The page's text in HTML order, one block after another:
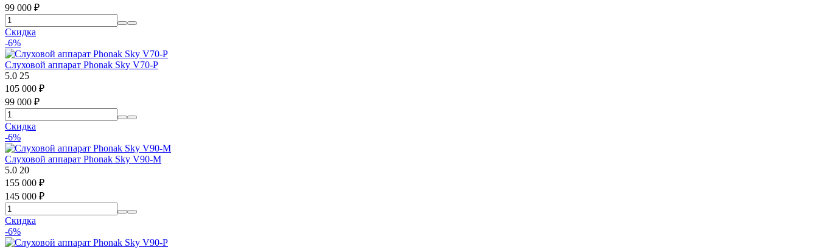
99 000 ₽
Скидка
-6%
Слуховой аппарат Phonak Sky V70-P
5.0 25
105 000 ₽
99 000 ₽
Скидка
-6%
Слуховой аппарат Phonak Sky V90-M
5.0 20
155 000 ₽
145 000 ₽
Скидка
-6%